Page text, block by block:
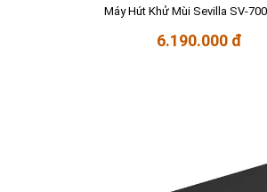
Máy Hút Khử Mùi Sevilla SV-
6.190.000 đ